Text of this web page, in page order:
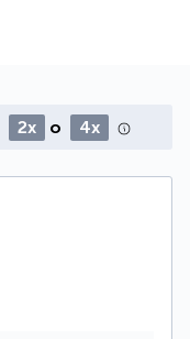
2x o 4x